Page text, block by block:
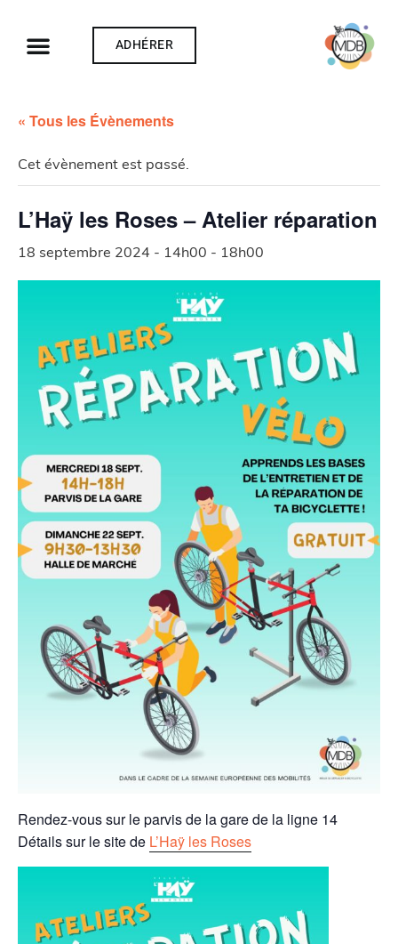
ADHÉRER
« Tous les Évènements
Cet évènement est passé.
L’Haÿ les Roses – Atelier réparation
18 septembre 2024 - 14h00 - 18h00
Rendez-vous sur le parvis de la gare de la ligne 14
Détails sur le site de L’Haÿ les Roses